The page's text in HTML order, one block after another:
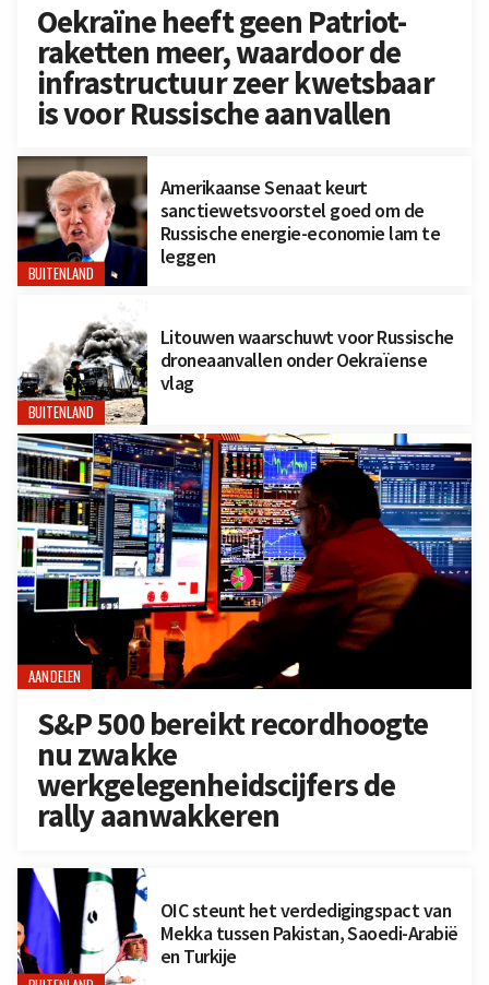
Oekraïne heeft geen Patriot-
raketten meer, waardoor de
infrastructuur zeer kwetsbaar
is voor Russische aanvallen
BUITENLAND
Amerikaanse Senaat keurt
sanctiewetsvoorstel goed om de
Russische energie-economie lam te
leggen
BUITENLAND
Litouwen waarschuwt voor Russische
droneaanvallen onder Oekraïense
vlag
AANDELEN
S&P 500 bereikt recordhoogte
nu zwakke
werkgelegenheidscijfers de
rally aanwakkeren
OIC steunt het verdedigingspact van
Mekka tussen Pakistan, Saoedi-Arabië
en Turkije